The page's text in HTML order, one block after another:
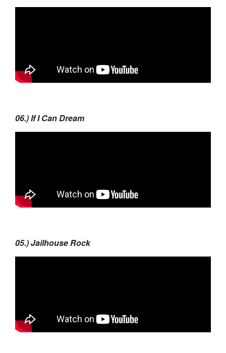
06.) If I Can Dream
05.) Jailhouse Rock